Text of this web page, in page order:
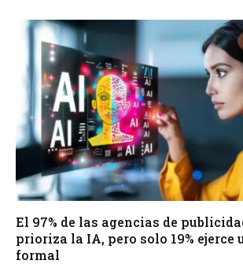
El 97% de las agencias de
prioriza la IA, pero solo 19% ejerce
formal